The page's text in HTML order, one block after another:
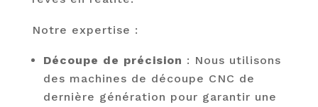
Notre expertise :
Découpe de précision : Nous utilisons
des machines de découpe CNC de
dernière génération pour garantir une